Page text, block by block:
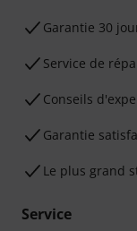
Garantie 30
Service de
Conseils
Garantie
Le plus grand
Service